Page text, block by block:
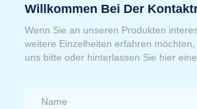
Willkommen Bei Der
Wenn Sie an unseren Produkten
weitere Einzelheiten erfahren
uns bitte oder hinterlassen Sie hier